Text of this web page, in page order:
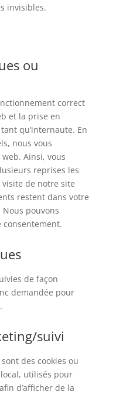
invisibles.
ou
correct
et la prise en
qu’internaute. En
nous vous
Ainsi, vous
reprises les
de notre site
restent dans votre
pouvons
consentement.
de façon
demandée pour
suivi
des cookies ou
utilisés pour
d’afficher de la